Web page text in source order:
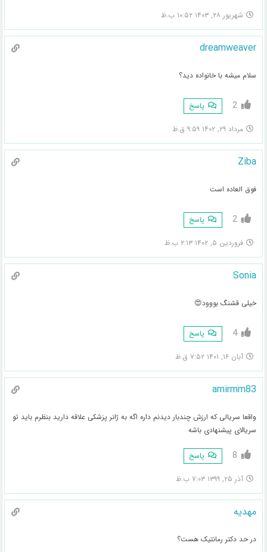
شهریور ۲۸, ۱۴۰۳ ۱۰:۵۲ ب.ظ
dreamweaver
سلام میشه با خانواده دید؟
2 پاسخ
مرداد ۲۹, ۱۴۰۲ ۹:۵۹ ق.ظ
Ziba
فوق العاده است
2 پاسخ
فروردین ۵, ۱۴۰۲ ۲:۱۳ ب.ظ
Sonia
خیلی قشنگ بووود😍
4 پاسخ
آبان ۱۶, ۱۴۰۱ ۷:۵۲ ق.ظ
amirmm83
واقعا سریالی که ارزش چندبار دیدنم داره اگه به ژانر پزشکی علاقه دارید بنظرم باید تو
سریالای پیشنهادی باشه
8 پاسخ
آذر ۲۵, ۱۳۹۹ ۷:۰۳ ب.ظ
مهدیه
در حد دکتر رمانتیک هست؟